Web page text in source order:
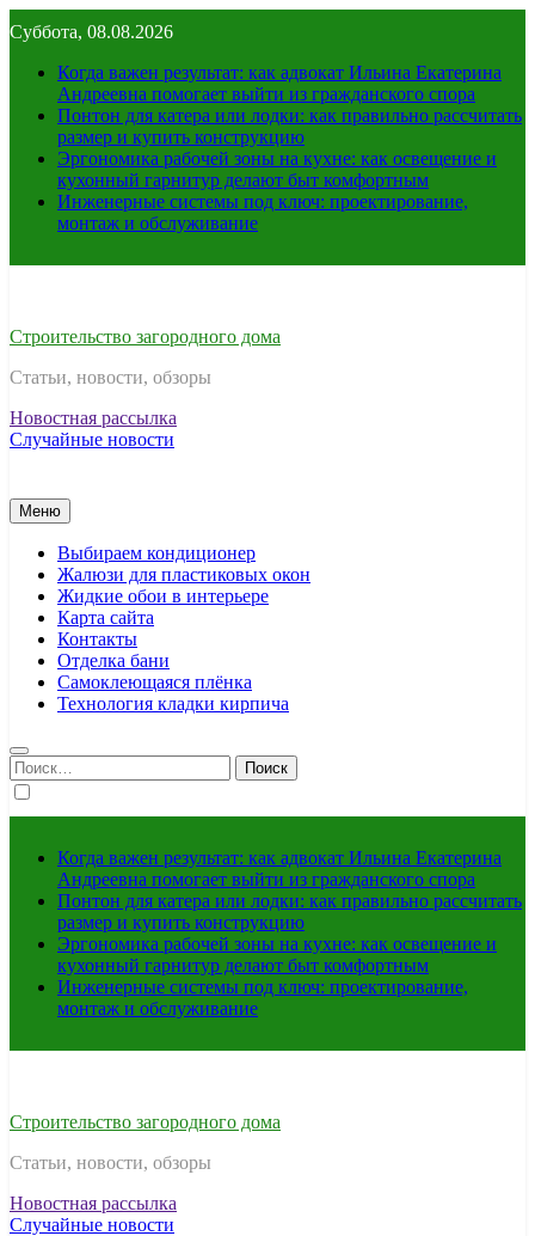
к
содержимому
Суббота, 08.08.2026
Когда важен результат: как адвокат Ильина Екатерина
Андреевна помогает выйти из гражданского спора
Понтон для катера или лодки: как правильно рассчитать
размер и купить конструкцию
Эргономика рабочей зоны на кухне: как освещение и
кухонный гарнитур делают быт комфортным
Инженерные системы под ключ: проектирование,
монтаж и обслуживание
Строительство загородного дома
Статьи, новости, обзоры
Новостная рассылка
Случайные новости
Меню
Выбираем кондиционер
Жалюзи для пластиковых окон
Жидкие обои в интерьере
Карта сайта
Контакты
Отделка бани
Самоклеющаяся плёнка
Технология кладки кирпича
Найти:
Когда важен результат: как адвокат Ильина Екатерина
Андреевна помогает выйти из гражданского спора
Понтон для катера или лодки: как правильно рассчитать
размер и купить конструкцию
Эргономика рабочей зоны на кухне: как освещение и
кухонный гарнитур делают быт комфортным
Инженерные системы под ключ: проектирование,
монтаж и обслуживание
Строительство загородного дома
Статьи, новости, обзоры
Новостная рассылка
Случайные новости